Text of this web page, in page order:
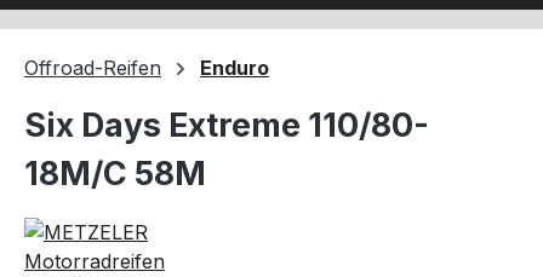
Offroad-Reifen Enduro
Six Days Extreme 110/80-
18M/C 58M